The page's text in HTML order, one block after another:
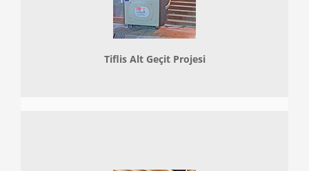
Tiflis Alt Geçit Projesi